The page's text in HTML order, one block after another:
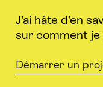
J’ai hâte d’en
sur comment je
Démarrer un